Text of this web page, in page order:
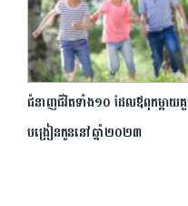
ជំនាញជីវិតទាំង១០ ដែលឪពុកម្តាយ​
បង្រៀនកូន​នៅឆ្នាំ២០២៣